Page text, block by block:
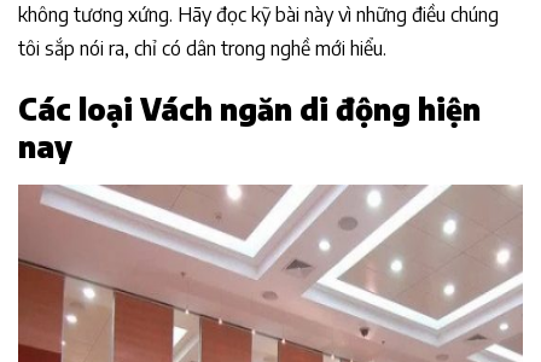
không tương xứng. Hãy đọc kỹ bài này vì những điều chúng
tôi sắp nói ra, chỉ có dân trong nghề mới hiểu.
Các loại Vách ngăn di động hiện
nay